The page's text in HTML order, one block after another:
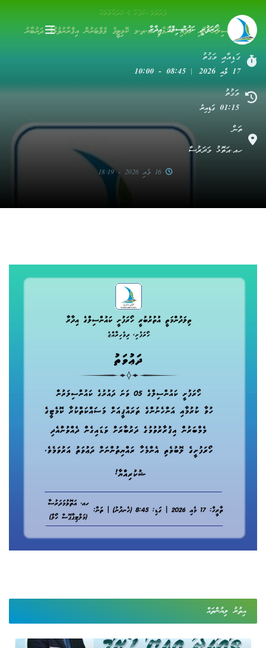
ހޯރަފުށީ ކައުންސިލްގެ އިދާރާ
ފުރަތަމަ ސަފްހާ ހަރަކާތްތައް
ކައުންސިލަރުންނާއި ހުވައި ކުރުމާއި އ.ތ.މ ކޮމިޓީގެ މެމްބަރުން އިޤްރާރުވުމުގެ ދަރުބާރު
ގަޑިއާއި ވަގުތު
17 މެއި 2026 | 08:45 - 10:00
ވަގުތު
01:15 ގަޑިއިރު
ތަން
ހއ.އަތޮޅު މަދަރުސާ
16 މެއި 2026 - 18:19
އިތުރު ލިޔުންތައް